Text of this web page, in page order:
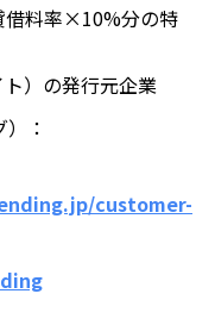
借料率×10%分の特
）の発行元企業
：
customer-